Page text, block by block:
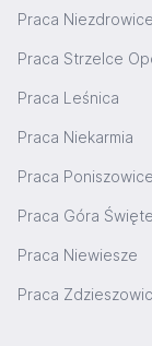
Praca Niezdrowice
Praca Strzelce
Praca Leśnica
Praca Niekarmia
Praca Poniszowice
Praca Góra
Praca Niewiesze
Praca